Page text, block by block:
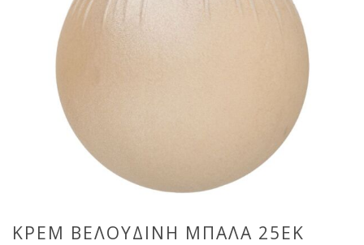
ΚΡΕΜ ΒΕΛΟΥΔΙΝΗ ΜΠΑΛΑ 25ΕΚ